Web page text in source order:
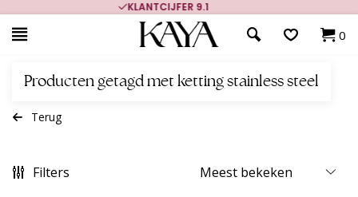
700.000+ TEVREDEN KLANTEN
0
Producten getagd met ketting stainless steel
Terug
Filters